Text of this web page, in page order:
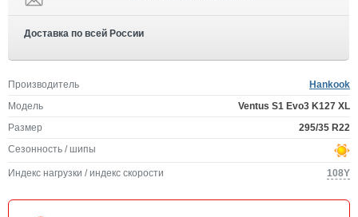
Доставка по всей России
Производитель
Hankook
Модель
Ventus S1 Evo3 K127 XL
Размер
295/35 R22
Сезонность / шипы
Индекс нагрузки / индекс скорости 108Y